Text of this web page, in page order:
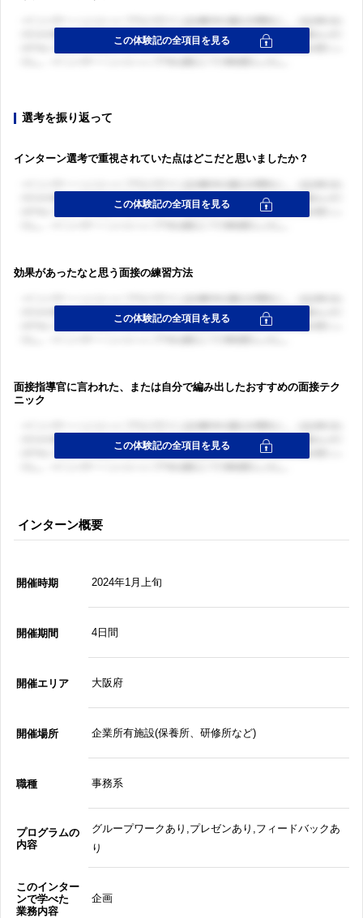
選考を振り返って
インターン選考で重視されていた点はどこだと思いましたか？
効果があったなと思う面接の練習方法
面接指導官に言われた、または自分で編み出したおすすめの面接テク
ニック
インターン概要
開催時期 2024年1月上旬
開催期間 4日間
開催エリア 大阪府
開催場所 企業所有施設(保養所、研修所など)
職種 事務系
プログラムの
内容
グループワークあり,プレゼンあり,フィードバックあ
り
このインター
ンで学べた
業務内容
企画